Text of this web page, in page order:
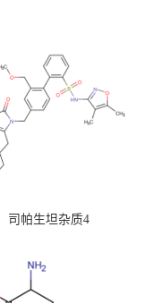
司帕生坦杂质4